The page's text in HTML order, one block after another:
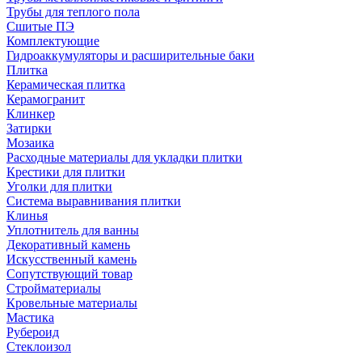
Трубы для теплого пола
Сшитые ПЭ
Комплектующие
Гидроаккумуляторы и расширительные баки
Плитка
Керамическая плитка
Керамогранит
Клинкер
Затирки
Мозаика
Расходные материалы для укладки плитки
Крестики для плитки
Уголки для плитки
Система выравнивания плитки
Клинья
Уплотнитель для ванны
Декоративный камень
Искусственный камень
Сопутствующий товар
Стройматериалы
Кровельные материалы
Мастика
Рубероид
Стеклоизол